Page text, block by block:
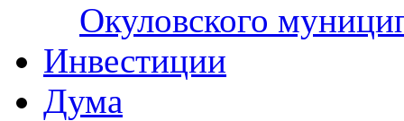
Окуловского
Инвестиции
Дума